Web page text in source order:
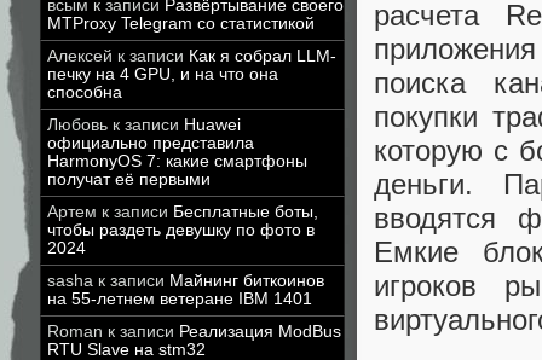
всым к записи Развёртывание своего
MTProxy Telegram со статистикой
Алексей к записи Как я собрал LLM-
печку на 4 GPU, и на что она
способна
Любовь к записи Huawei
официально представила
HarmonyOS 7: какие смартфоны
получат её первыми
Артем к записи Бесплатные боты,
чтобы раздеть девушку по фото в
2024
sasha к записи Майнинг биткоинов
на 55-летнем ветеране IBM 1401
Roman к записи Реализация ModBus
RTU Slave на stm32
расчета
поиска
покупки
которую с
деньги.
вводятся
Емкие
игроков